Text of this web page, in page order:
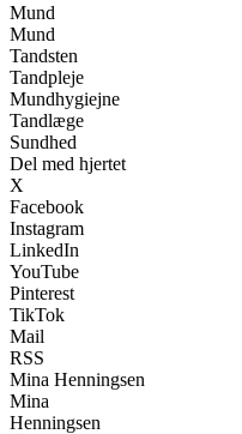
Mund
Mund
Tandsten
Tandpleje
Mundhygiejne
Tandlæge
Sundhed
Del med hjertet
X
Facebook
Instagram
LinkedIn
YouTube
Pinterest
TikTok
Mail
RSS
Mina Henningsen
Mina
Henningsen